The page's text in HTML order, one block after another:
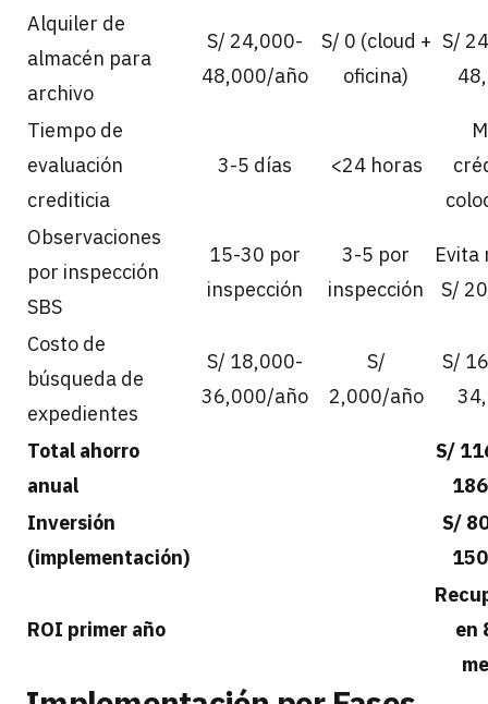
Alquiler de
almacén para
archivo
S/ 24,000-
48,000/año
S/ 0 (cloud +
oficina)
S/
Tiempo de
evaluación
crediticia
3-5 días <24 horas
Observaciones
por inspección
SBS
15-30 por
inspección
3-5 por
inspección
Evita
S/
Costo de
búsqueda de
expedientes
S/ 18,000-
36,000/año
S/
2,000/año
S/
Total ahorro
anual
S/
Inversión
(implementación)
S/
ROI primer año
en